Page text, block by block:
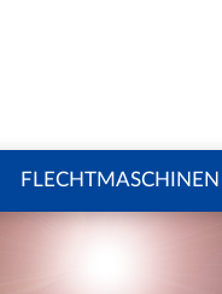
FLECHTMASCHINEN